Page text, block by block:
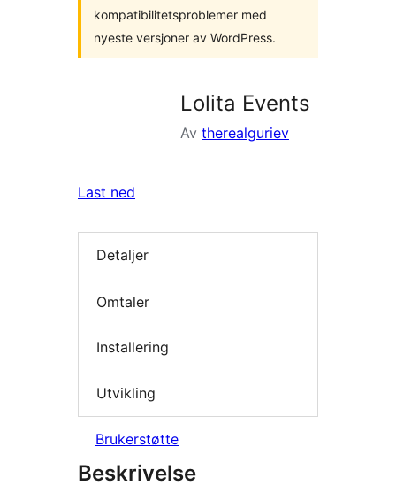
kompatibilitetsproblemer med
nyeste versjoner av WordPress.
Lolita Events
Av therealguriev
Last ned
Detaljer
Omtaler
Installering
Utvikling
Brukerstøtte
Beskrivelse